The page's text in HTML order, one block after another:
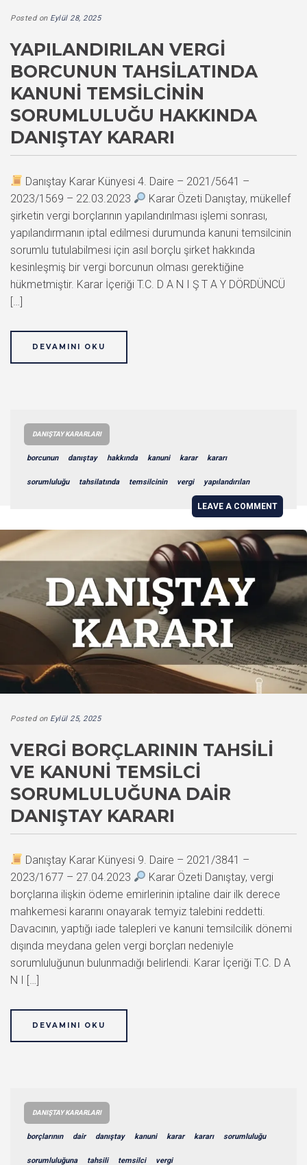
Posted on Eylül 28, 2025
YAPILANDIRILAN VERGI
BORCUNUN TAHSILATINDA
KANUNI TEMSILCININ
SORUMLULUĞU HAKKINDA
DANIŞTAY KARARI
Danıştay Karar Künyesi 4. Daire – 2021/5641 –
2023/1569 – 22.03.2023
Karar Özeti Danıştay, mükellef
şirketin vergi borçlarının yapılandırılması işlemi sonrası,
yapılandırmanın iptal edilmesi durumunda kanuni temsilcinin
sorumlu tutulabilmesi için asıl borçlu şirket hakkında
kesinleşmiş bir vergi borcunun olması gerektiğine
hükmetmiştir. Karar İçeriği T.C. D A N I Ş T A Y DÖRDÜNCÜ
[…]
DEVAMINI OKU
DANIŞTAY KARARLARI
borcunun danıştay hakkında kanuni karar kararı
sorumluluğu tahsilatında temsilcinin vergi yapılandırılan
LEAVE A COMMENT
Posted on Eylül 25, 2025
VERGI BORÇLARININ TAHSILI
VE KANUNI TEMSILCI
SORUMLULUĞUNA DAIR
DANIŞTAY KARARI
Danıştay Karar Künyesi 9. Daire – 2021/3841 –
2023/1677 – 27.04.2023
Karar Özeti Danıştay, vergi
borçlarına ilişkin ödeme emirlerinin iptaline dair ilk derece
mahkemesi kararını onayarak temyiz talebini reddetti.
Davacının, yaptığı iade talepleri ve kanuni temsilcilik dönemi
dışında meydana gelen vergi borçları nedeniyle
sorumluluğunun bulunmadığı belirlendi. Karar İçeriği T.C. D A
N I […]
DEVAMINI OKU
DANIŞTAY KARARLARI
borçlarının dair danıştay kanuni karar kararı sorumluluğu
sorumluluğuna tahsili temsilci vergi